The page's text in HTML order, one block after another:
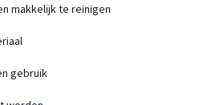
makkelijk te reinigen
gebruik